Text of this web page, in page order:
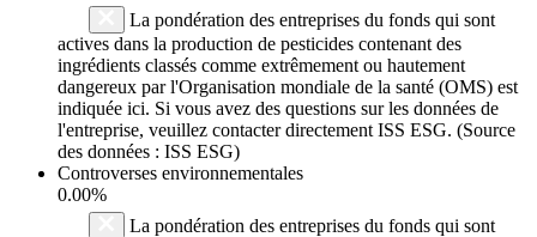
La pondération des entreprises du fonds qui sont
actives dans la production de pesticides contenant des
ingrédients classés comme extrêmement ou hautement
dangereux par l'Organisation mondiale de la santé (OMS) est
indiquée ici. Si vous avez des questions sur les données de
l'entreprise, veuillez contacter directement ISS ESG. (Source
des données : ISS ESG)
Controverses environnementales
0.00%
La pondération des entreprises du fonds qui sont